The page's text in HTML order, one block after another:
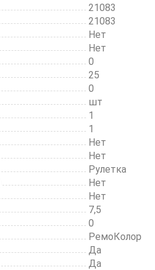
21083
21083
Нет
Нет
0
25
0
шт
1
1
Нет
Нет
Рулетка
Нет
Нет
7,5
0
РемоКолор
Да
Да